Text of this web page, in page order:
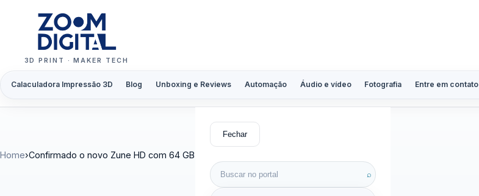
3D PRINT · MAKER TECH
Calaculadora Impressão 3D Blog Unboxing e Reviews Automação Áudio e vídeo Fotografia Entre em contato
Fechar
Buscar por: ⌕
Home›Confirmado o novo Zune HD com 64 GB de armazenamento